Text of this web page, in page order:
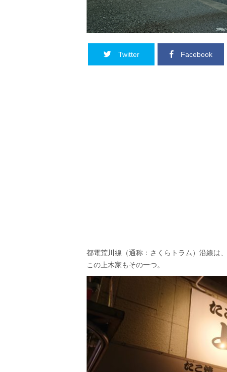
Twitter Facebook
都電荒川線（通称：さくらトラム）沿線は
この上木家もその一つ。